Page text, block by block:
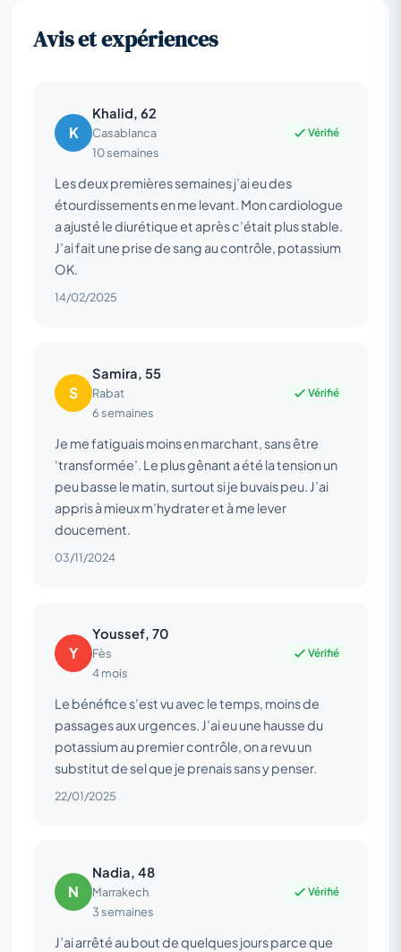
Avis et expériences
K
Khalid, 62
Casablanca
10 semaines
Vérifié
Les deux premières semaines j’ai eu des
étourdissements en me levant. Mon cardiologue
a ajusté le diurétique et après c’était plus stable.
J’ai fait une prise de sang au contrôle, potassium
OK.
14/02/2025
S
Samira, 55
Rabat
6 semaines
Vérifié
Je me fatiguais moins en marchant, sans être
‘transformée’. Le plus gênant a été la tension un
peu basse le matin, surtout si je buvais peu. J’ai
appris à mieux m’hydrater et à me lever
doucement.
03/11/2024
Y
Youssef, 70
Fès
4 mois
Vérifié
Le bénéfice s’est vu avec le temps, moins de
passages aux urgences. J’ai eu une hausse du
potassium au premier contrôle, on a revu un
substitut de sel que je prenais sans y penser.
22/01/2025
N
Nadia, 48
Marrakech
3 semaines
Vérifié
J’ai arrêté au bout de quelques jours parce que